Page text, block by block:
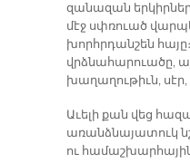
զանազան
մէջ սփռուած
խորհրդանշեն
վրձնահարուածը,
խաղաղութիւն, սէր,
Աւելի քան վեց
առանձնայատուկ
ու